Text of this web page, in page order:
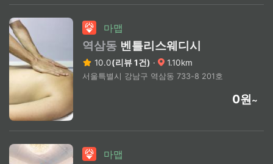
마맵
역삼동 벤틀리스웨디시
10.0(리뷰 1건) · 1.10km
서울특별시 강남구 역삼동 733-8 201호
0원~
마맵